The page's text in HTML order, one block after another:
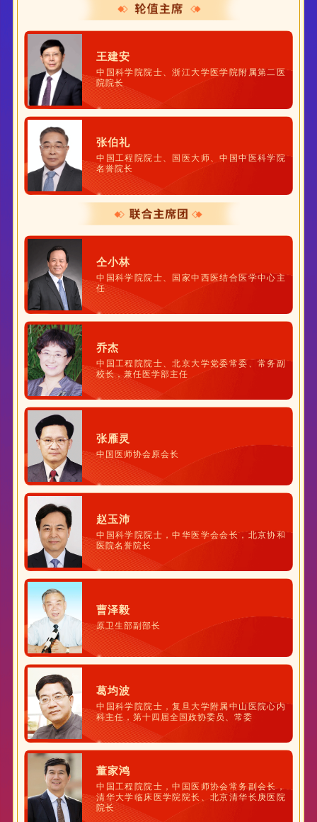
王建安
中国科学院院士、浙江大学医学院附属第二医
院院长
张伯礼
中国工程院院士、国医大师、中国中医科学院
名誉院长
仝小林
中国科学院院士、国家中西医结合医学中心主
任
乔杰
中国工程院院士、北京大学党委常委、常务副
校长，兼任医学部主任
张雁灵
中国医师协会原会长
赵玉沛
中国科学院院士，中华医学会会长，北京协和
医院名誉院长
曹泽毅
原卫生部副部长
葛均波
中国科学院院士，复旦大学附属中山医院心内
科主任，第十四届全国政协委员、常委
董家鸿
中国工程院院士，中国医师协会常务副会长，
清华大学临床医学院院长、北京清华长庚医院
院长